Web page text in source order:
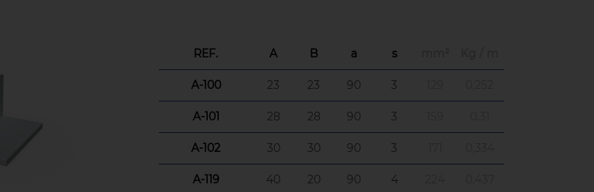
REF. A B a s
A-100 23 23 90 3
A-101 28 28 90 3
A-102 30 30 90 3
A-119 40 20 90 4